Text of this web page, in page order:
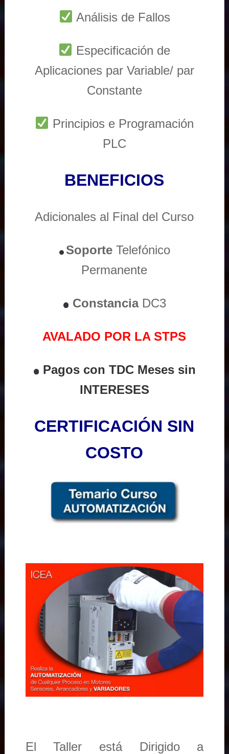
Análisis de Fallos
Especificación de
Aplicaciones par Variable/ par
Constante
Principios e Programación
PLC
BENEFICIOS
Adicionales al Final del Curso
Soporte Telefónico
Permanente
ConstanciaDC3
AVALADO POR LA STPS
Pagos con TDC Meses sin
INTERESES
CERTIFICACIÓN SIN
COSTO
El Taller está Dirigido a